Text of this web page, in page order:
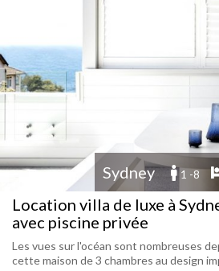
Sydney 1 -8
Location villa de luxe à
avec piscine privée
Les vues sur l'océan sont nombreuses
cette maison de 3 chambres au design